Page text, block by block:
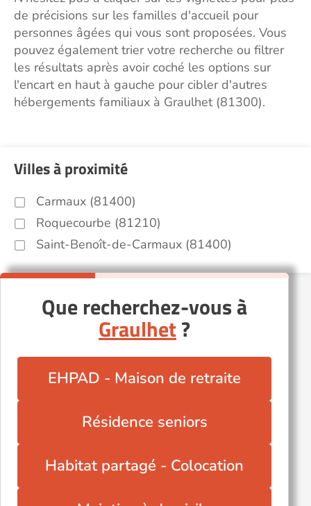
de précisions sur les familles d'accueil pour
personnes âgées qui vous sont proposées. Vous
pouvez également trier votre recherche ou filtrer
les résultats après avoir coché les options sur
l'encart en haut à gauche pour cibler d'autres
hébergements familiaux à Graulhet (81300).
Villes à proximité
Carmaux (81400)
Roquecourbe (81210)
Saint-Benoît-de-Carmaux (81400)
Que recherchez-vous à
Graulhet?
EHPAD - Maison de retraite
Résidence seniors
Habitat partagé - Colocation